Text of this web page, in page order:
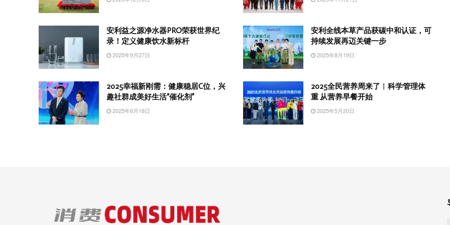
安利益之源净水器PRO荣获世界纪
录！定义健康饮水新标杆
2025年9月27日
安利全线本草产品获碳中和认证，可
持续发展再迈关键一步
2025年8月19日
2025幸福新刚需：健康稳居C位，兴
趣社群成美好生活“催化剂”
2025年6月18日
2025全民营养周来了︱科学管理体
重 从营养早餐开始
2025年5月20日